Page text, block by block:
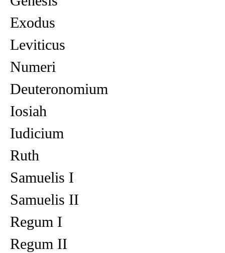
Exodus
Leviticus
Numeri
Deuteronomium
Iosiah
Iudicium
Ruth
Samuelis I
Samuelis II
Regum I
Regum II